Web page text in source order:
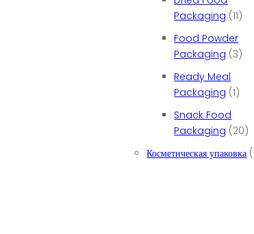
Packaging (11)
Food Powder
Packaging (3)
Ready Meal
Packaging (1)
Snack Food
Packaging (20)
Косметическая упаковка